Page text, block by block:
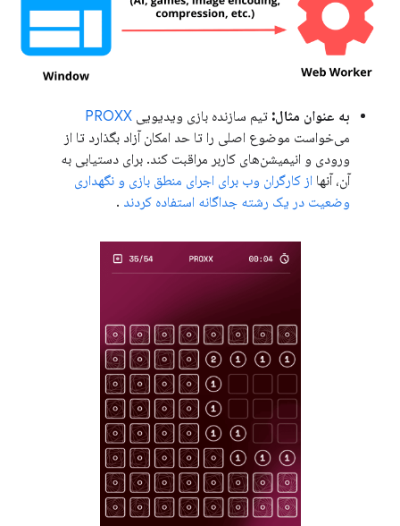
به عنوان مثال: تیم سازنده بازی ویدیویی PROXX
می‌خواست موضوع اصلی را تا حد امکان آزاد بگذارد تا از
ورودی و انیمیشن‌های کاربر مراقبت کند. برای دستیابی به
آن، آنها از کارگران وب برای اجرای منطق بازی و نگهداری
وضعیت در یک رشته جداگانه استفاده کردند .